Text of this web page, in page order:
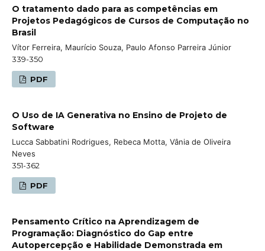
O tratamento dado para as competências em
Projetos Pedagógicos de Cursos de Computação no
Brasil
Vítor Ferreira, Maurício Souza, Paulo Afonso Parreira Júnior
339-350
PDF
O Uso de IA Generativa no Ensino de Projeto de
Software
Lucca Sabbatini Rodrigues, Rebeca Motta, Vânia de Oliveira
Neves
351-362
PDF
Pensamento Crítico na Aprendizagem de
Programação: Diagnóstico do Gap entre
Autopercepção e Habilidade Demonstrada em